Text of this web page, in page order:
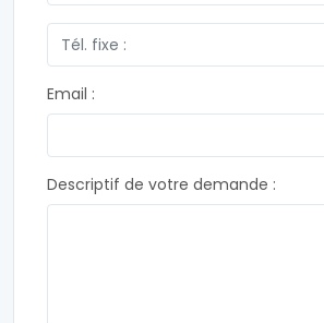
Email :
Descriptif de votre demande :